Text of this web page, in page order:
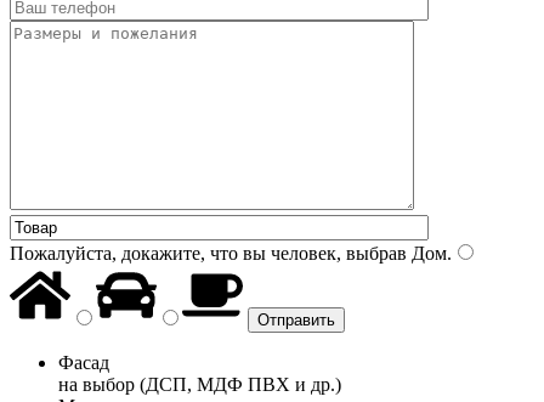
Пожалуйста, докажите, что вы человек, выбрав Дом.
Фасад
на выбор (ДСП, МДФ ПВХ и др.)